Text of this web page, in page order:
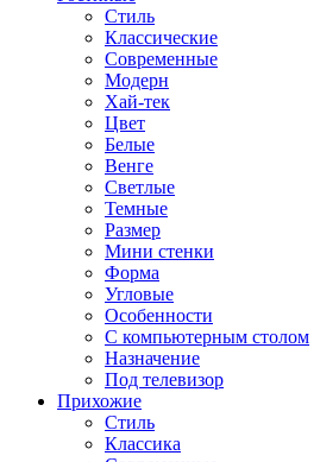
Стиль
Классические
Современные
Модерн
Хай-тек
Цвет
Белые
Венге
Светлые
Темные
Размер
Мини стенки
Форма
Угловые
Особенности
С компьютерным столом
Назначение
Под телевизор
Прихожие
Стиль
Классика